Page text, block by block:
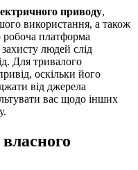
приводу,
використання, а також
платформа
людей слід
Для тривалого
оскільки його
від джерела
вас щодо інших